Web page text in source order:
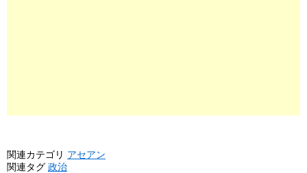
関連カテゴリ アセアン
関連タグ 政治